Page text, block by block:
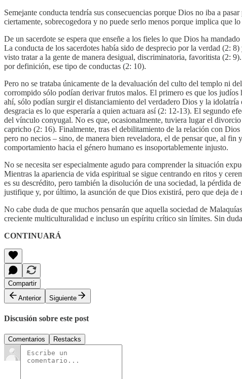
Semejante conducta tendría sus consecuencias porque Dios no iba a
ciertamente, sobrecogedora y no puede serlo menos porque implica que
De un sacerdote se espera que enseñe a los fieles lo que Dios ha
La conducta de los sacerdotes había sido de desprecio por la verdad (2:
visto tratar a la gente de manera desigual, discriminatoria, favoritista (2:
por definición, ese tipo de conductas (2: 10).
Pero no se trataba únicamente de la devaluación del culto del templo ni
corrompido sólo podían derivar frutos malos. El primero es que los
ahí, sólo podían surgir el distanciamiento del verdadero Dios y la
desgracia es lo que esperaría a quien actuara así (2: 12-13). El segundo
del vínculo conyugal. No es que, ocasionalmente, tuviera lugar el
capricho (2: 16). Finalmente, tras el debilitamiento de la relación con
pero no necios – sino, de manera bien reveladora, el de pensar que, al
comportamiento hacia el género humano es insoportablemente injusto.
No se necesita ser especialmente agudo para comprender la situación
Mientras la apariencia de vida espiritual se sigue centrando en ritos y
es su descrédito, pero también la disolución de una sociedad, la pérdida
justifique y, por último, la asunción de que Dios existirá, pero que deja
No cabe duda de que muchos pensarán que aquella sociedad de
creciente multiculturalidad e incluso un espíritu crítico sin límites. Sin
CONTINUARÁ
Compartir
Anterior
Siguiente
Discusión sobre este post
Comentarios Restacks